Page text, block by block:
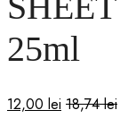
25ml
12,00 lei 18,74lei